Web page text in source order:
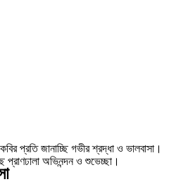
প্রতি জানাচ্ছি গভীর শ্রদ্ধা ও ভালবাসা।
প্রাণঢালা অভিনন্দন ও শুভেচ্ছা।